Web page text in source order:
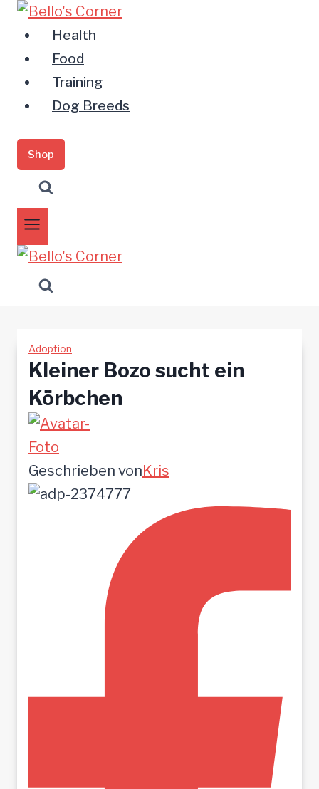
Zum
Inhalt
springen
Health
Food
Training
Dog Breeds
Shop
Adoption
Kleiner Bozo sucht ein
Körbchen
Geschrieben vonKris